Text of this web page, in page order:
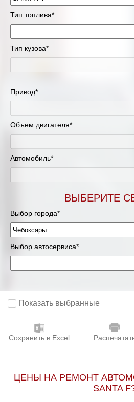
Тип топлива*
Тип кузова*
Привод*
Объем двигателя*
Автомобиль*
ВЫБЕРИТЕ
Выбор города*
Выбор автосервиса*
Показать выбранные
Сохранить в Excel
ЦЕНЫ НА РЕМОНТ
SANTA